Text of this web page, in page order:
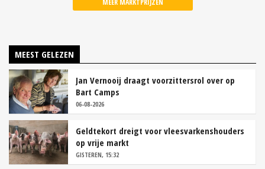
MEER MARKTPRIJZEN
MEEST GELEZEN
Jan Vernooij draagt voorzittersrol over op
Bart Camps
06-08-2026
Geldtekort dreigt voor vleesvarkenshouders
op vrije markt
GISTEREN, 15:32